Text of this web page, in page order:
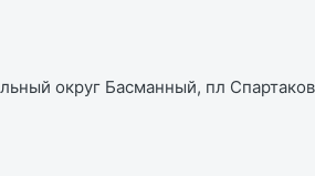
округ Басманный, пл